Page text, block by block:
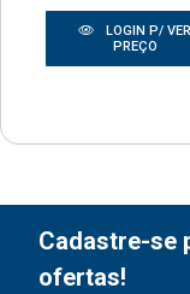
LOGIN P/ VER
PREÇO
Cadastre-se
ofertas!